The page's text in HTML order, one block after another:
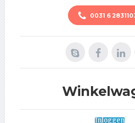
0031 6
Inloggen